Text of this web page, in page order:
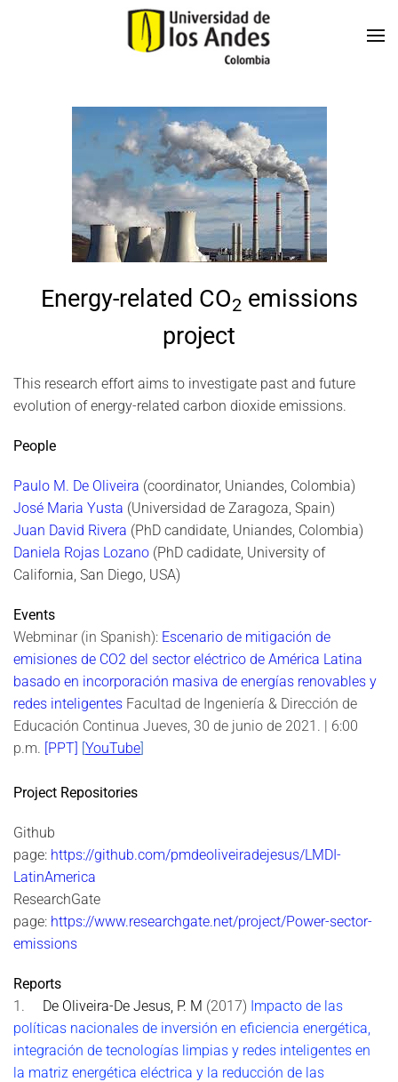
Skip to main content
Energy-related CO2 emissions
project
This research effort aims to investigate past and future
evolution of energy-related carbon dioxide emissions.
People
Paulo M. De Oliveira (coordinator, Uniandes, Colombia)
José Maria Yusta (Universidad de Zaragoza, Spain)
Juan David Rivera (PhD candidate, Uniandes, Colombia)
Daniela Rojas Lozano (PhD cadidate, University of
California, San Diego, USA)
Events
Webminar (in Spanish): Escenario de mitigación de
emisiones de CO2 del sector eléctrico de América Latina
basado en incorporación masiva de energías renovables y
redes inteligentes Facultad de Ingeniería & Dirección de
Educación Continua Jueves, 30 de junio de 2021. | 6:00
p.m. [PPT] [YouTube]
Project Repositories
Github
page: https://github.com/pmdeoliveiradejesus/LMDI-
LatinAmerica
ResearchGate
page: https://www.researchgate.net/project/Power-sector-
emissions
Reports
1. De Oliveira-De Jesus, P. M (2017) Impacto de las
políticas nacionales de inversión en eficiencia energética,
integración de tecnologías limpias y redes inteligentes en
la matriz energética eléctrica y la reducción de las